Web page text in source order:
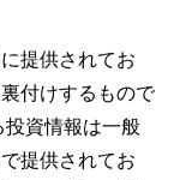
提供されてお
付けするもので
資情報は一般
提供されてお